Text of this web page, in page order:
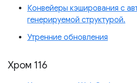
Конвейеры кэширования с
генерируемой структурой.
Утренние обновления
Хром 116